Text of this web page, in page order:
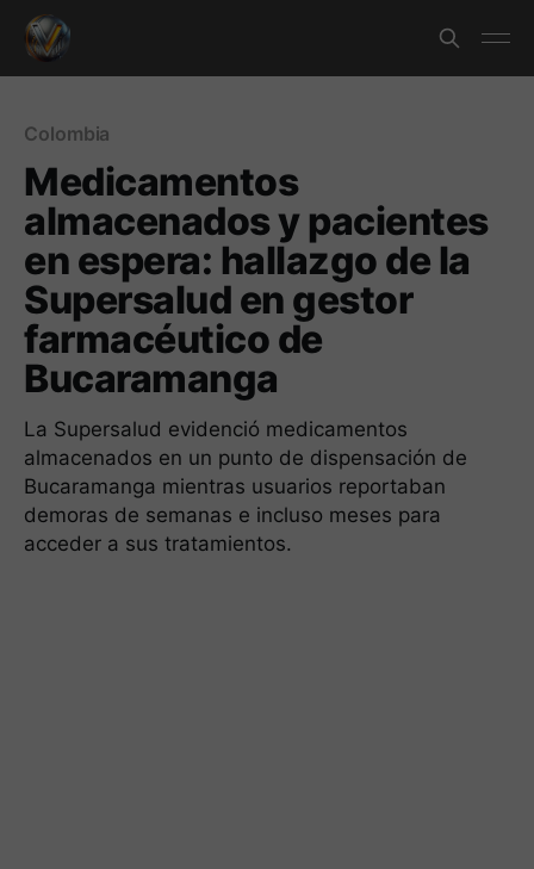
Colombia
Medicamentos
almacenados y pacientes
en espera: hallazgo de la
Supersalud en gestor
farmacéutico de
Bucaramanga
La Supersalud evidenció medicamentos
almacenados en un punto de dispensación de
Bucaramanga mientras usuarios reportaban
demoras de semanas e incluso meses para
acceder a sus tratamientos.